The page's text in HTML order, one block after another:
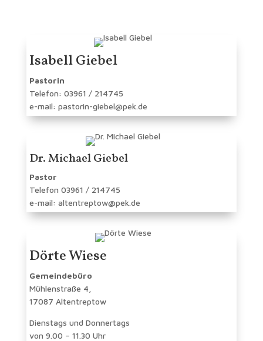
Isabell Giebel
Pastorin
Telefon: 03961 / 214745
e-mail: pastorin-giebel@pek.de
Dr. Michael Giebel
Pastor
Telefon 03961 / 214745
e-mail: altentreptow@pek.de
Dörte Wiese
Gemeindebüro
Mühlenstraße 4,
17087 Altentreptow
Dienstags und Donnertags
von 9.00 – 11.30 Uhr